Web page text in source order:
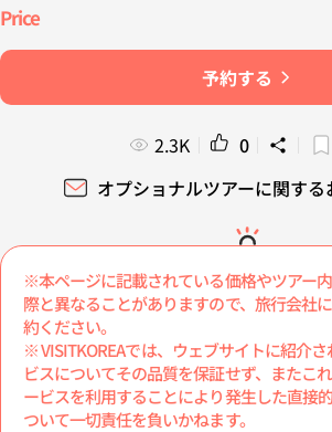
予約する
2.3K 0
オプショナルツアーに関す
※本ページに記載されている価格やツアー
際と異なることがありますので、旅行会社
約ください。
※ VISITKOREAでは、ウェブサイトに紹介
ビスについてその品質を保証せず、またこ
ービスを利用することにより発生した直接
ついて一切責任を負いかねます。